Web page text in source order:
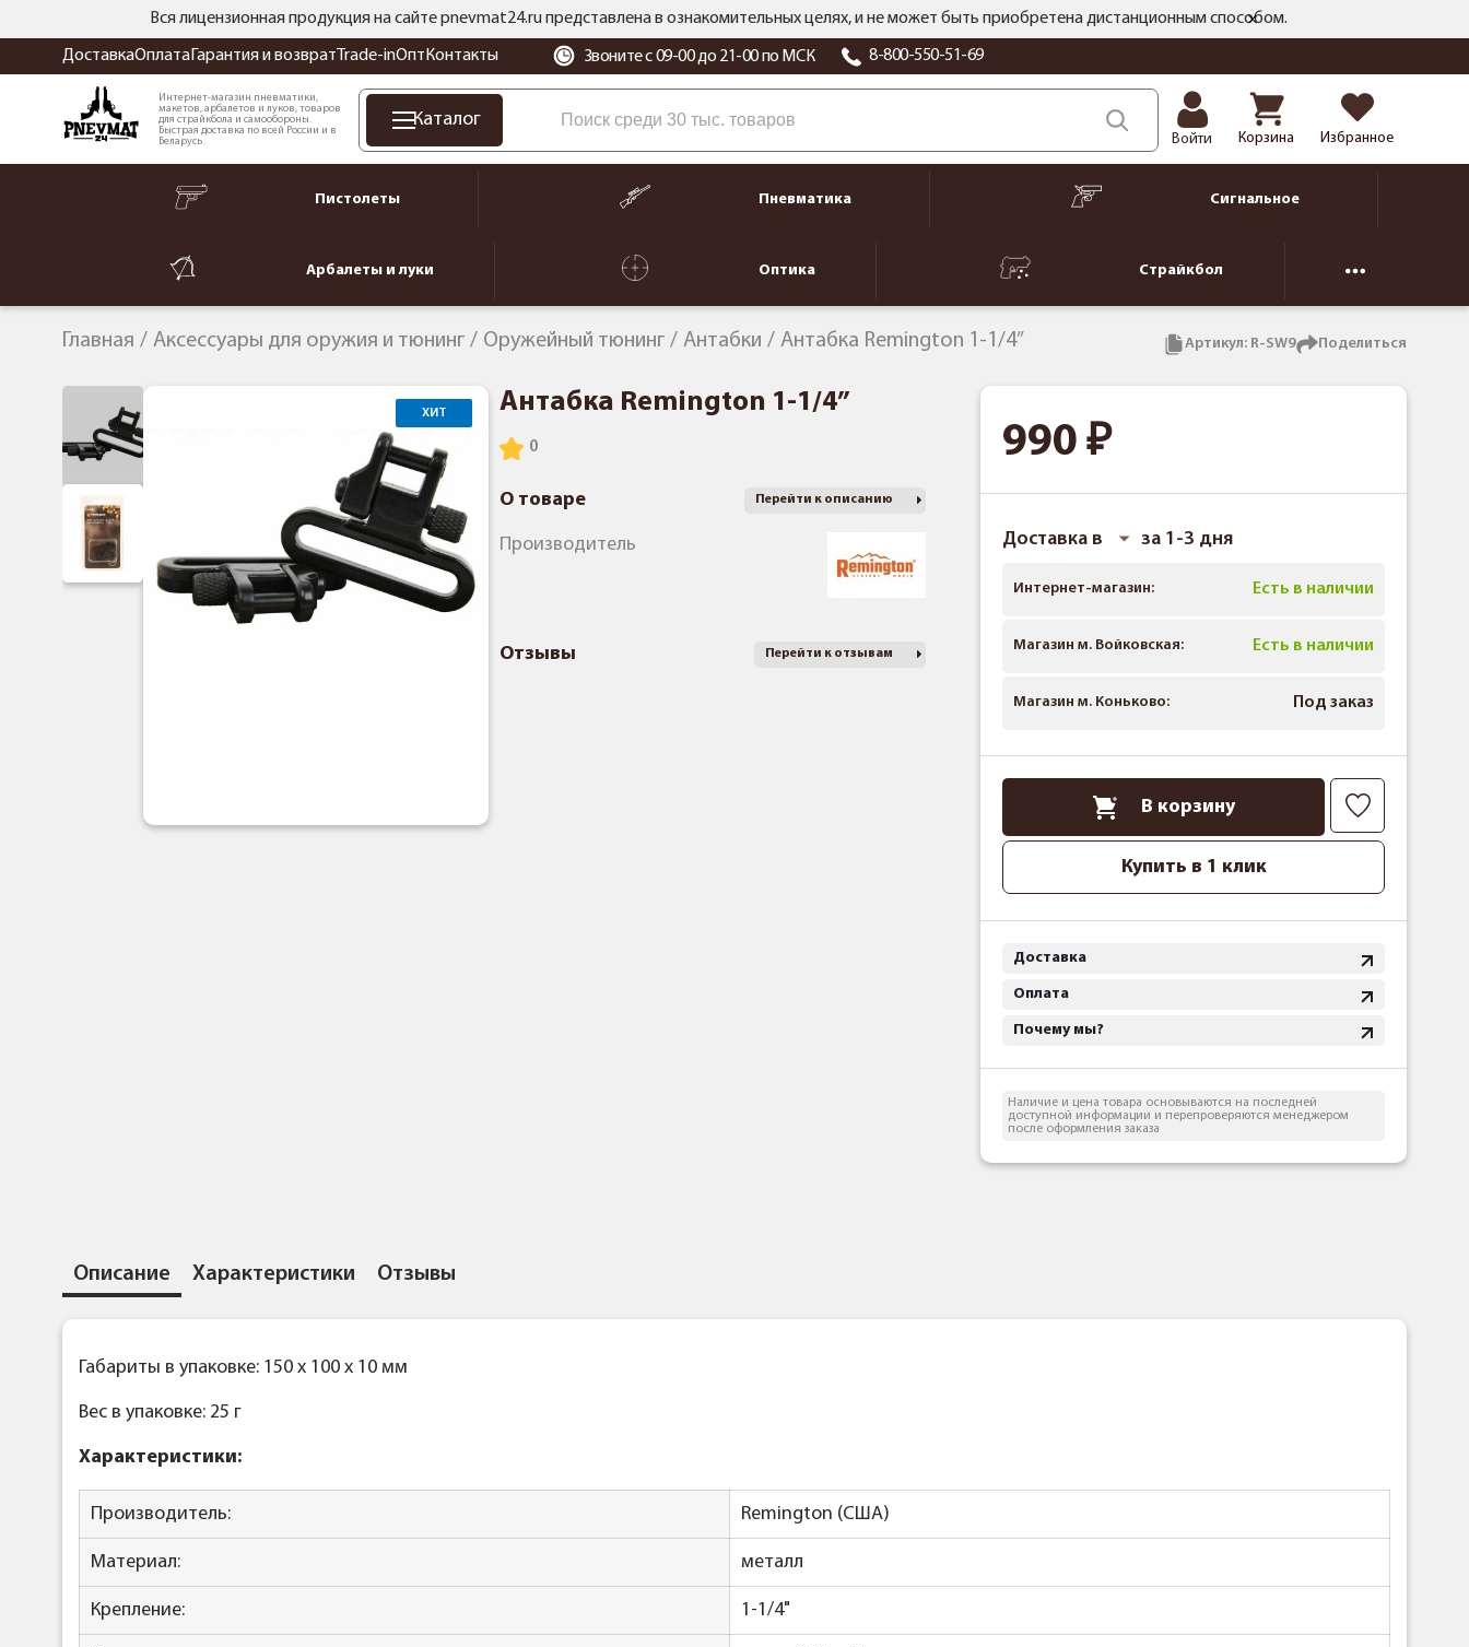
Вся лицензионная продукция на сайте pnevmat24.ru представлена в ознакомительных целях, и не может быть приобретена дистанционным способом.
ДоставкаОплата Гарантия и возврат Trade-inОпт Контакты Звоните с 09-00 до 21-00 по МСК 8-800-550-51-69
Интернет-магазин пневматики,
макетов, арбалетов и луков, товаров
для страйкбола и самообороны.
Быстрая доставка по всей России и в
Беларусь.
Каталог
Войти Корзина Избранное
Пистолеты Пневматика Сигнальное
Арбалеты и луки Оптика Страйкбол
Главная Аксессуары для оружия и тюнинг Оружейный тюнинг Антабки Антабка Remington 1-1/4” Артикул: R-SW9 Поделиться
ХИТ Антабка Remington 1-1/4”
О товаре Перейти к описанию
Производитель
Отзывы Перейти к отзывам
990
Доставка в за 1-3 дня
Интернет-магазин: Есть в наличии
Магазин м. Войковская: Есть в наличии
Магазин м. Коньково: Под заказ
В корзину
Купить в 1 клик
Доставка
Оплата
Почему мы?
Наличие и цена товара основываются на последней
доступной информации и перепроверяются менеджером
после оформления заказа
Описание Характеристики Отзывы
Габариты в упаковке: 150 x 100 x 10 мм
Вес в упаковке: 25 г
Характеристики:
Производитель: Remington (США)
Материал: металл
Крепление: 1-1/4"